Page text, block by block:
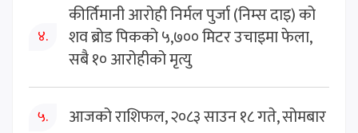
४.
कीर्तिमानी आरोही निर्मल पुर्जा (निम्स दाइ) को
शव ब्रोड पिकको ५,७०० मिटर उचाइमा फेला,
सबै १० आरोहीको मृत्यु
५. आजको राशिफल, २०८३ साउन १८ गते, सोमबार